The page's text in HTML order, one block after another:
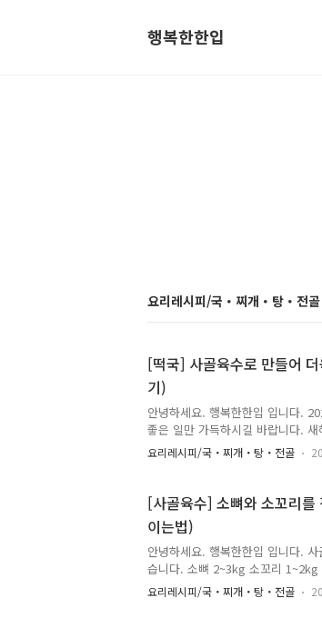
행복한한입
요리레시피/국・찌개・탕・전골
[떡국] 사골육수로 만들어
기)
안녕하세요. 행복한한입 입니다.
좋은 일만 가득하시길 바랍니다.
준비재료 (3~4인분) --- 떡국떡
1,000ml ~ 1,300ml대파 적당히소
담백함을 더해주세요.소금도 3~4
주세요.(* 사골육수는 취향껏 추가
음 계란 2개를 풀어서 준비해주세
넣고 젓가락으로 가볍게 휘저어가
요리레시피/국・찌개・탕・전골
[사골육수] 소뼈와 소꼬리를 진하게 우
이는법)
안녕하세요. 행복한한입 입니다.
습니다. 소뼈 2~3kg 소꼬리 1~2kg
개 만들때 사용하면 정말 좋습니
2~3kg소꼬리 1~2kg물 소뼈
요리레시피/국・찌개・탕・전골